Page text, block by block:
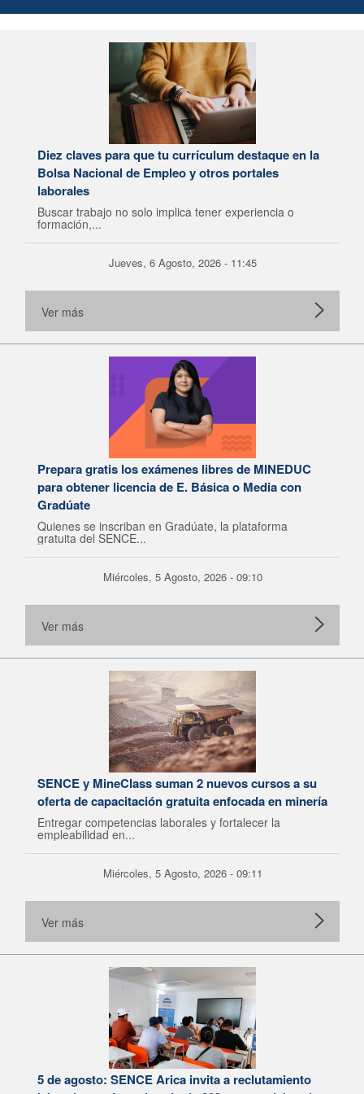
Diez claves para que tu currículum destaque en la
Bolsa Nacional de Empleo y otros portales
laborales
Buscar trabajo no solo implica tener experiencia o
formación,...
Jueves, 6 Agosto, 2026 - 11:45
Ver más
Prepara gratis los exámenes libres de MINEDUC
para obtener licencia de E. Básica o Media con
Gradúate
Quienes se inscriban en Gradúate, la plataforma
gratuita del SENCE...
Miércoles, 5 Agosto, 2026 - 09:10
Ver más
SENCE y MineClass suman 2 nuevos cursos a su
oferta de capacitación gratuita enfocada en minería
Entregar competencias laborales y fortalecer la
empleabilidad en...
Miércoles, 5 Agosto, 2026 - 09:11
Ver más
5 de agosto: SENCE Arica invita a reclutamiento